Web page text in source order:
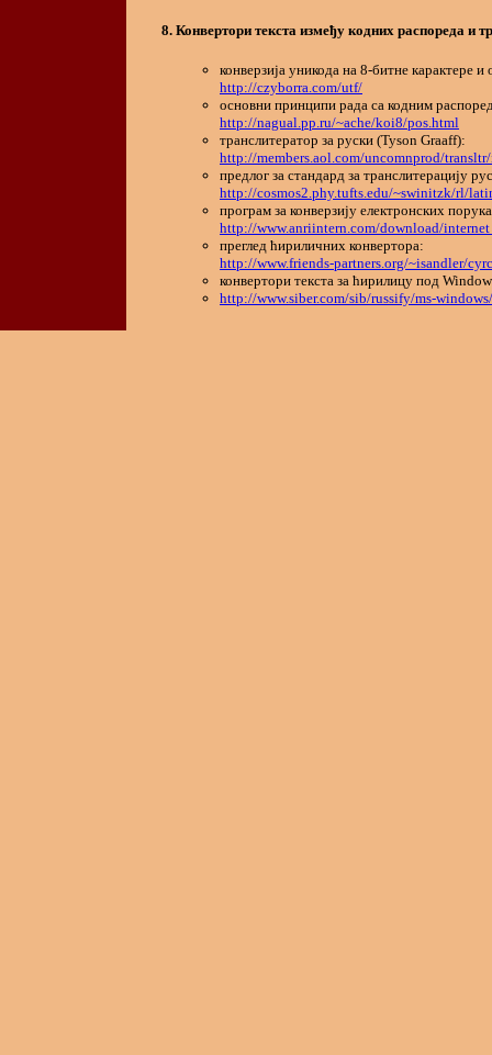
Конвертори текста између кодних распореда и
конверзија уникода на 8-битне карактере и
http://czyborra.com/utf/
основни принципи рада са кодним
http://nagual.pp.ru/~ache/koi8/pos.html
транслитератор за руски (Tyson Graaff):
http://members.aol.com/uncomnprod/
предлог за стандард за транслитерацију
http://cosmos2.phy.tufts.edu/~swinitzk/rl/
програм за конверзију електронских
http://www.anriintern.com/download/
преглед ћириличних конвертора:
http://www.friends-partners.org/~isandler/
конвертори текста за ћирилицу под
http://www.siber.com/sib/russify/ms-